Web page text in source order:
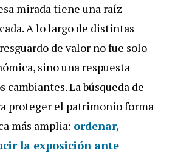
mirada tiene una raíz
A lo largo de distintas
de valor no fue solo
sino una respuesta
La búsqueda de
proteger el patrimonio forma
más amplia: ordenar,
la exposición ante